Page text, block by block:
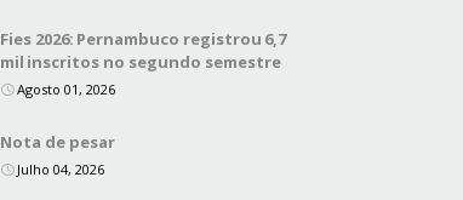
Fies 2026: Pernambuco registrou 6,7
mil inscritos no segundo semestre
Agosto 01, 2026
Nota de pesar
Julho 04, 2026